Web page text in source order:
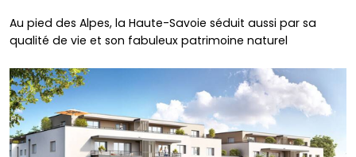
Au pied des Alpes, la Haute-Savoie séduit aussi par sa
qualité de vie et son fabuleux patrimoine naturel